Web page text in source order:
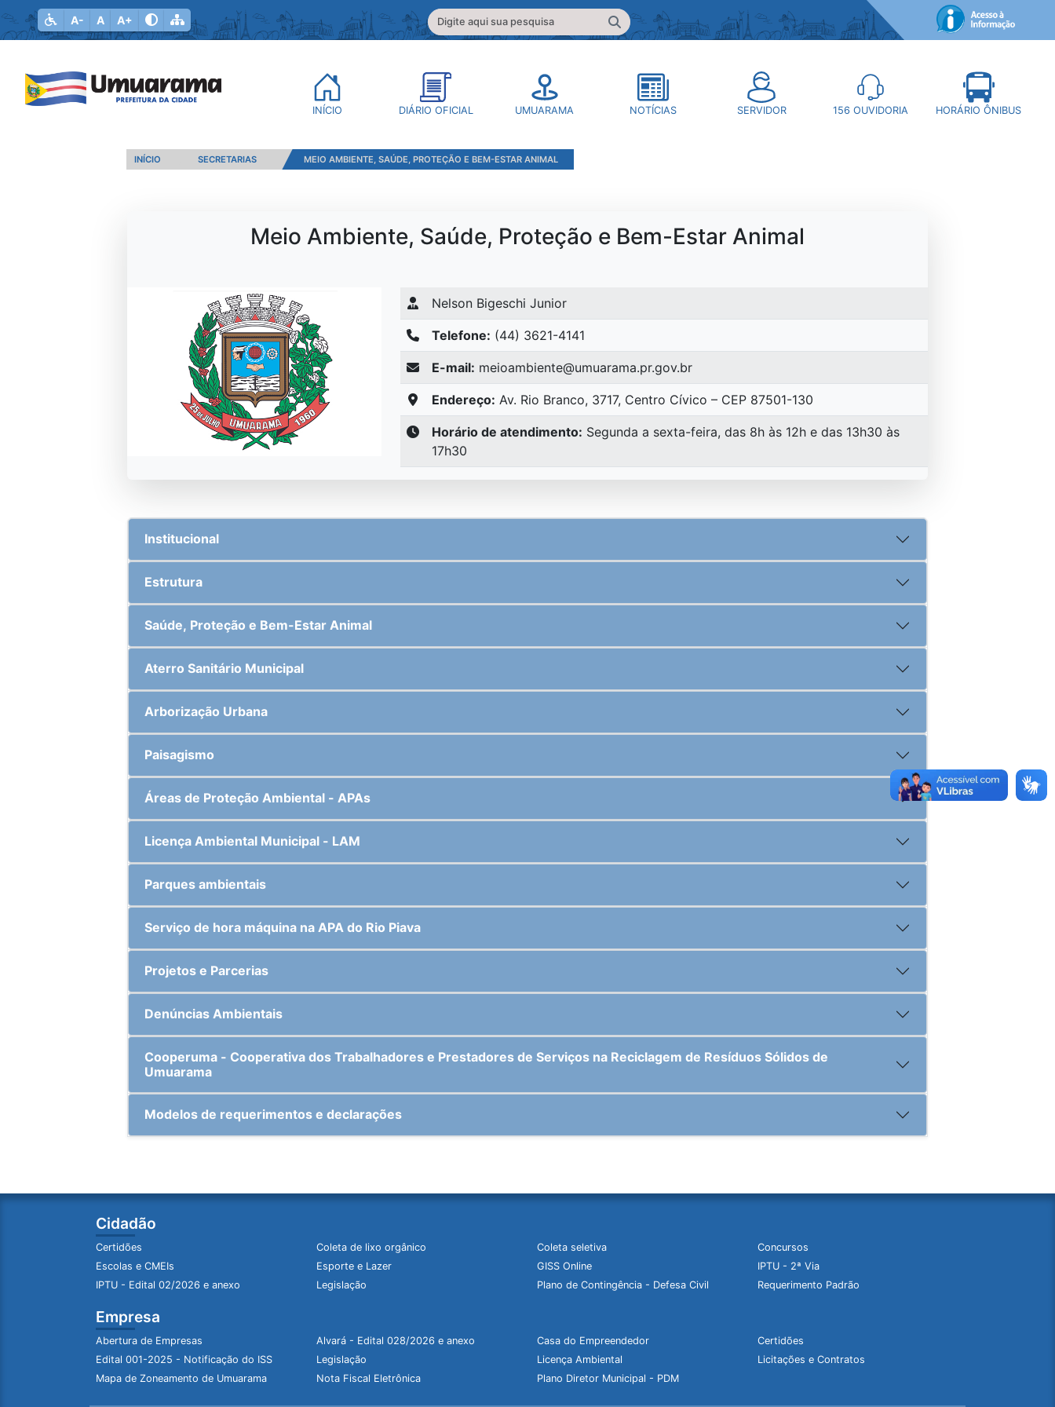
A- A A+
INÍCIO DIÁRIO OFICIAL UMUARAMA NOTÍCIAS SERVIDOR 156 OUVIDORIA HORÁRIO ÔNIBUS
INÍCIO SECRETARIAS MEIO AMBIENTE, SAÚDE, PROTEÇÃO E BEM-ESTAR ANIMAL
Meio Ambiente, Saúde, Proteção e Bem-Estar Animal
Nelson Bigeschi Junior
Telefone: (44) 3621-4141
E-mail: meioambiente@umuarama.pr.gov.br
Endereço: Av. Rio Branco, 3717, Centro Cívico – CEP 87501-130
Horário de atendimento: Segunda a sexta-feira, das 8h às 12h e das 13h30 às
17h30
Institucional
Estrutura
Saúde, Proteção e Bem-Estar Animal
Aterro Sanitário Municipal
Arborização Urbana
Paisagismo
Áreas de Proteção Ambiental - APAs
Licença Ambiental Municipal - LAM
Parques ambientais
Serviço de hora máquina na APA do Rio Piava
Projetos e Parcerias
Denúncias Ambientais
Cooperuma - Cooperativa dos Trabalhadores e Prestadores de Serviços na Reciclagem de Resíduos Sólidos de
Umuarama
Modelos de requerimentos e declarações
Cidadão
Certidões Coleta de lixo orgânico Coleta seletiva
Concursos
Escolas e CMEIs
Esporte e Lazer GISS Online
IPTU - 2ª Via
IPTU - Edital 02/2026 e anexo
Legislação Plano de Contingência - Defesa Civil Requerimento Padrão
Empresa
Abertura de Empresas Alvará - Edital 028/2026 e anexo Casa do Empreendedor
Certidões
Edital 001-2025 - Notificação do ISS
Legislação Licença Ambiental
Licitações e Contratos
Mapa de Zoneamento de Umuarama
Nota Fiscal Eletrônica Plano Diretor Municipal - PDM